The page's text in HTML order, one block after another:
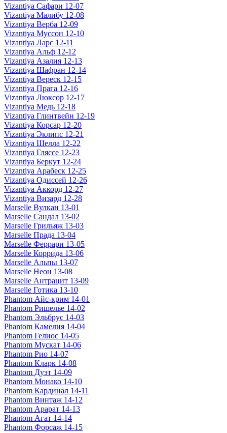
Vizantiya Сафари 12-07
Vizantiya Малибу 12-08
Vizantiya Верба 12-09
Vizantiya Муссон 12-10
Vizantiya Ларс 12-11
Vizantiya Альф 12-12
Vizantiya Азалия 12-13
Vizantiya Шафран 12-14
Vizantiya Вереск 12-15
Vizantiya Прага 12-16
Vizantiya Люксор 12-17
Vizantiya Медь 12-18
Vizantiya Глинтвейн 12-19
Vizantiya Корсар 12-20
Vizantiya Эклипс 12-21
Vizantiya Шелла 12-22
Vizantiya Гляссе 12-23
Vizantiya Беркут 12-24
Vizantiya Арабеск 12-25
Vizantiya Одиссей 12-26
Vizantiya Аккорд 12-27
Vizantiya Визард 12-28
Marselle Вулкан 13-01
Marselle Сандал 13-02
Marselle Грильяж 13-03
Marselle Прада 13-04
Marselle Феррари 13-05
Marselle Коррида 13-06
Marselle Альпы 13-07
Marselle Неон 13-08
Marselle Антрацит 13-09
Marselle Готика 13-10
Phantom Айс-крим 14-01
Phantom Ришелье 14-02
Phantom Эльбрус 14-03
Phantom Камелия 14-04
Phantom Гелиос 14-05
Phantom Мускат 14-06
Phantom Рио 14-07
Phantom Кларк 14-08
Phantom Дуэт 14-09
Phantom Монако 14-10
Phantom Кардинал 14-11
Phantom Винтаж 14-12
Phantom Арарат 14-13
Phantom Агат 14-14
Phantom Форсаж 14-15